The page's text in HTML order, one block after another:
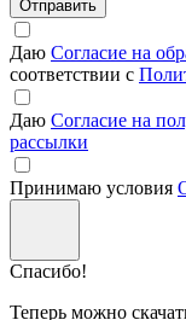
Отправить
Даю Согласие на
соответствии с
Даю Согласие на
рассылки
Принимаю условия
Спасибо!
Теперь можно